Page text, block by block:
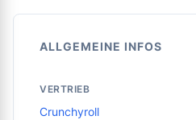
ALLGEMEINE INFOS
VERTRIEB
Crunchyroll